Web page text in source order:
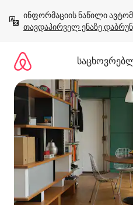
გადასვლა
თავდაპირველ ენაზე